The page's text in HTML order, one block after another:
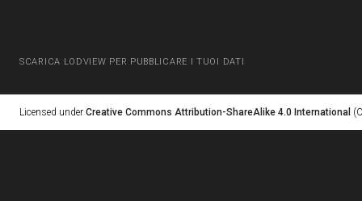
SCARICA LODVIEW PER PUBBLICARE I TUOI DATI
Licensed under Creative Commons Attribution-ShareAlike 4.0 International